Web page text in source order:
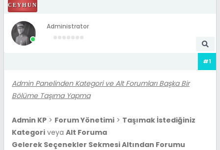
CEYHUN
Administrator
#1
Admin Panelinden Kategori ve Alt Forumları Başka Bir
Bölüme Taşıma Yapma
Admin KP > Forum Yönetimi > Taşımak İstediğiniz
Kategori veya Alt Foruma
Gelerek Seçenekler Sekmesi Altından Forumu